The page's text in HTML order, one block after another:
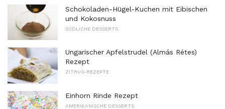
Schokoladen-Hügel-Kuchen mit Eibischen
und Kokosnuss
SÜDLICHE DESSERTS
Ungarischer Apfelstrudel (Almás Rétes)
Rezept
ZITRUS-REZEPTE
Einhorn Rinde Rezept
AMERIKANISCHE DESSERTS